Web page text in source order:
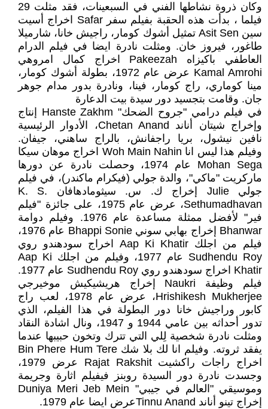
وكان ذروة نشاطها الفني في السبعينات، فقد مثلت 29
فيلما ، بدأت هذه الحقبة بفيلم سفر Safar اخراج أسيت
سين Asit Sen تمثيل أشوك كومار، راجيش خانا، شارميلا
طاغور، فيروز خان. ومثلت نادرة ايضا في فيلم الدرام
العاطفي باكيزاه Pakeezah اخراج كمال امروهي
Kamal Amrohi عرض عام 1972، بطولة أشوك كومار،
مينا كوماري، راج كومار، فينا، ونادرة بدور مدام جوهر
جان. وقامت بتجسيد دور سيدة بيت الدعارة
في فيلم درامي "جروح الضحك" Hanste Zakhm إنتاج
وإخراج شيتان أناند Chetan Anand، الأدوار الرئيسية
نافين نيشول، بريا راجفانش، بالراج ساهني، جيفان.
وفيلم هذا ليس انا Woh Main Nahin اخراج موهان سيكا
Mohan Sega عام 1974، وحصلت نادرة عن دورها
ماركريت "ماكي"، والدة جولي (فيكرام ماكندر)، في فيلم
جولي Julie إخراج ك. س. سيثومادهافان K. S.
Sethumadhavan، عرض عام 1975، على جائزة "فيلم
فير" لأفضل ممثلة مساعدة عام 1976. وفيلم دوامة
Bhanwar إخراج بهابي سوني Bhappi Sonie عام 1976،
فيلم من اجلك Aap Ki Khatir اخراج سودهندو روي
Sudhendu Roy عام 1977، وفيلم من اجلك Aap Ki
Khatir اخراج سودهندو روي Sudhendu Roy عام 1977.
فيلم وظيفة Naukri إخراج هريشيكيش موخيرجي
Hrishikesh Mukherjee، عرض عام 1978، لعب راج
كابور وراجيش خانا دور البطولة في هذا الفيلم، الذي
تدور أحداثه بين عامي 1944 و 1947، ونال اشادة النقاد
ومثلت نادرة شخصية لِلي التي تترك وتخون حبيبها عندما
يفقد ثروته. وفيلم انا لك بلا شك Bin Phere Hum Tere
اخراج راجات راكشيت Rajat Rakshit عرض 1979،
وجسدت نادرة دور السيدة روبنز فيفيلم اثارة وجريمة
وموسيقي "العالم في جيبي" Duniya Meri Jeb Mein
إخراج تينو أناند Tinnu Anandعرض ايضا عام 1979.